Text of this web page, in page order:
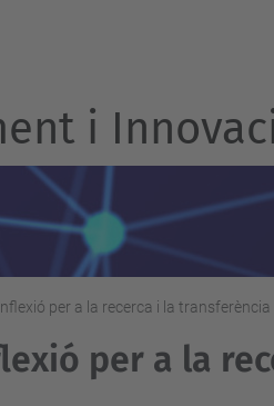
i
per a la recerca i la transferència
per a la